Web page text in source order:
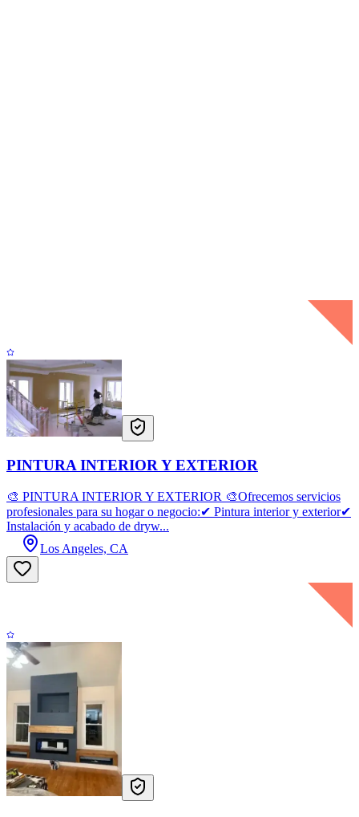
PINTURA INTERIOR Y EXTERIOR
🎨 PINTURA INTERIOR Y EXTERIOR 🎨Ofrecemos servicios
profesionales para su hogar o negocio:✔ Pintura interior y exterior✔
Instalación y acabado de dryw...
Los Angeles, CA